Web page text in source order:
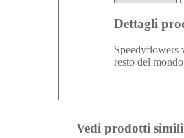
Dettagli
Speedyflowers
resto del
Vedi prodotti simili